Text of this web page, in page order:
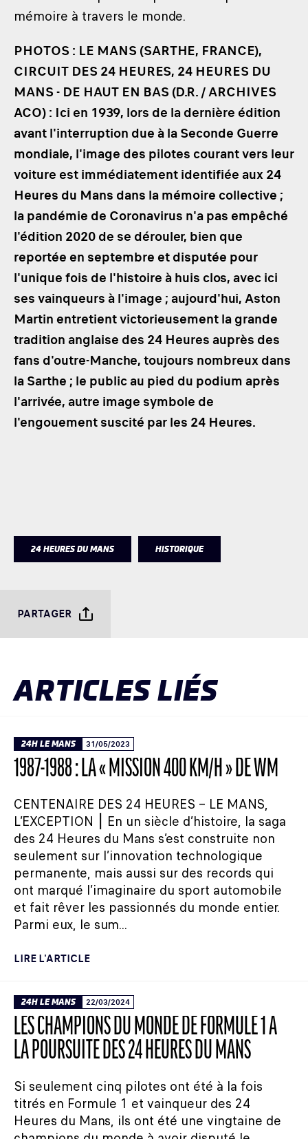
mémoire à travers le monde.
PHOTOS : LE MANS (SARTHE, FRANCE),
CIRCUIT DES 24 HEURES, 24 HEURES DU
MANS - DE HAUT EN BAS (D.R. / ARCHIVES
ACO) : Ici en 1939, lors de la dernière édition
avant l'interruption due à la Seconde Guerre
mondiale, l'image des pilotes courant vers leur
voiture est immédiatement identifiée aux 24
Heures du Mans dans la mémoire collective ;
la pandémie de Coronavirus n'a pas empêché
l'édition 2020 de se dérouler, bien que
reportée en septembre et disputée pour
l'unique fois de l'histoire à huis clos, avec ici
ses vainqueurs à l'image ; aujourd'hui, Aston
Martin entretient victorieusement la grande
tradition anglaise des 24 Heures auprès des
fans d'outre-Manche, toujours nombreux dans
la Sarthe ; le public au pied du podium après
l'arrivée, autre image symbole de
l'engouement suscité par les 24 Heures.
24 HEURES DU MANS HISTORIQUE
PARTAGER
ARTICLES LIÉS
24H LE MANS 31/05/2023
1987-1988 : LA « MISSION 400 KM/H » DE WM
CENTENAIRE DES 24 HEURES – LE MANS,
L’EXCEPTION ⎮ En un siècle d’histoire, la saga
des 24 Heures du Mans s’est construite non
seulement sur l’innovation technologique
permanente, mais aussi sur des records qui
ont marqué l’imaginaire du sport automobile
et fait rêver les passionnés du monde entier.
Parmi eux, le sum...
LIRE L'ARTICLE
24H LE MANS 22/03/2024
LES CHAMPIONS DU MONDE DE FORMULE 1 À
LA POURSUITE DES 24 HEURES DU MANS
Si seulement cinq pilotes ont été à la fois
titrés en Formule 1 et vainqueur des 24
Heures du Mans, ils ont été une vingtaine de